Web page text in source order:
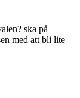
ska på
med att bli lite